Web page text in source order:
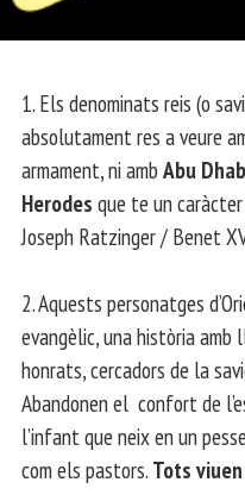
1. Els denominats reis (o
absolutament res a veure
armament, ni amb Abu
Herodes que te un caràcter
Joseph Ratzinger / Benet
2. Aquests personatges
evangèlic, una història amb
honrats, cercadors de la
Abandonen el confort de
l’infant que neix en un
com els pastors. Tots